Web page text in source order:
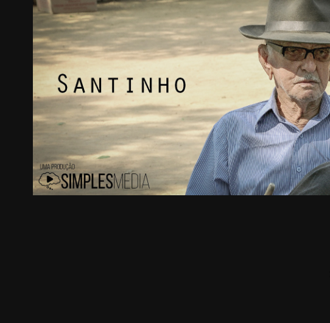
Documentários / Minidocs
2022